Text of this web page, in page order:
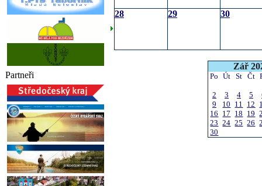
Partneři
28 29 30
Zář
Po Út St Čt
2 3 4 5
9
10 11 12
16 17 18 19
23 24 25 26
30